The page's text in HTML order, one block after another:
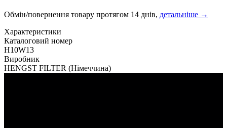
Обмін/повернення товару протягом 14 днів, детальніше →
Характеристики
Каталоговий номер
H10W13
Виробник
HENGST FILTER (Німеччина)